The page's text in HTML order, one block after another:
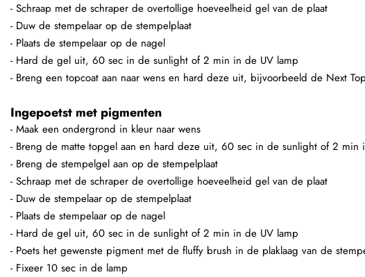
- Schraap met de schraper de overtollige hoeveelheid gel van de plaat
- Duw de stempelaar op de stempelplaat
- Plaats de stempelaar op de nagel
- Hard de gel uit, 60 sec in de sunlight of 2 min in de UV lamp
- Breng een topcoat aan naar wens en hard deze uit, bijvoorbeeld de Next
Ingepoetst met pigmenten
- Maak een ondergrond in kleur naar wens
- Breng de matte topgel aan en hard deze uit, 60 sec in de sunlight of 2 min
- Breng de stempelgel aan op de stempelplaat
- Schraap met de schraper de overtollige hoeveelheid gel van de plaat
- Duw de stempelaar op de stempelplaat
- Plaats de stempelaar op de nagel
- Hard de gel uit, 60 sec in de sunlight of 2 min in de UV lamp
- Poets het gewenste pigment met de fluffy brush in de plaklaag van de
- Fixeer 10 sec in de lamp